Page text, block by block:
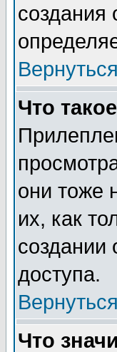
создания
Что
они тоже
их, как
создании
доступа.
Что